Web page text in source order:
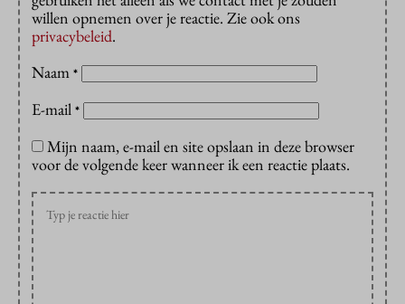
willen opnemen over je reactie. Zie ook ons
privacybeleid.
Naam *
E-mail *
Mijn naam, e-mail en site opslaan in deze browser
voor de volgende keer wanneer ik een reactie plaats.